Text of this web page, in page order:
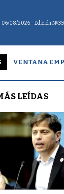
06/08/2026 - Edición
VENTANA
LEÍDAS